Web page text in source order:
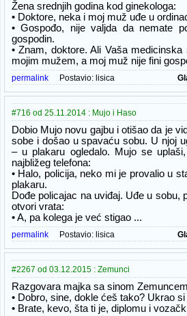
Žena srednjih godina kod ginekologa:
• Doktore, neka i moj muž uđe u
• Gospođo, nije valjda da nemate
gospodin.
• Znam, doktore. Ali Vaša
mojim mužem, a moj muž nije fini
permalink Postavio: lisica
#716 od 25.11.2014 : Mujo i Haso
Dobio Mujo novu gajbu i otišao da je
sobe i došao u spavaću sobu. U njoj
– u plakaru ogledalo. Mujo se
najbližeg telefona:
• Halo, policija, neko mi je provalio u
plakaru.
Dođe policajac na uviđaj. Uđe u sobu,
otvori vrata:
• A, pa kolega je već stigao ...
permalink Postavio: lisica
#2267 od 03.12.2015 : Zemunci
Razgovara majka sa sinom
• Dobro, sine, dokle ćeš tako? Ukrao
• Brate, kevo, šta ti je, diplomu i